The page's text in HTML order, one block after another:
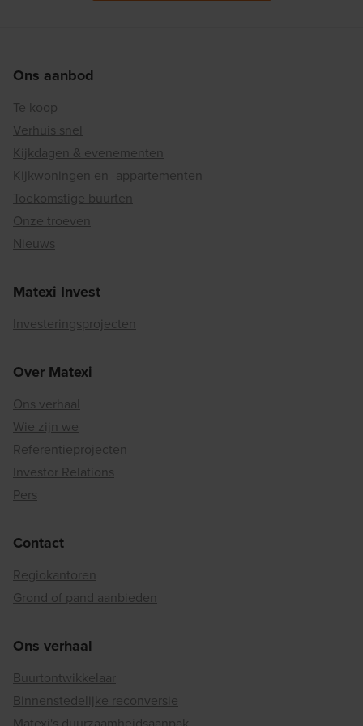
Ons aanbod
Te koop
Verhuis snel
Kijkdagen & evenementen
Kijkwoningen en -appartementen
Toekomstige buurten
Onze troeven
Nieuws
Matexi Invest
Investeringsprojecten
Over Matexi
Ons verhaal
Wie zijn we
Referentieprojecten
Investor Relations
Pers
Contact
Regiokantoren
Grond of pand aanbieden
Ons verhaal
Buurtontwikkelaar
Binnenstedelijke reconversie